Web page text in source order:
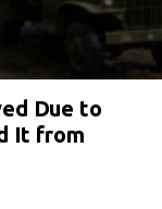
Due to
It from